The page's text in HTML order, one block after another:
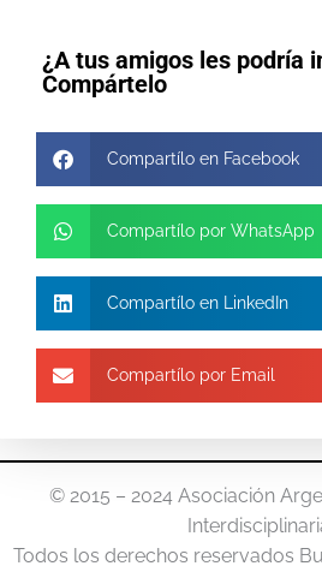
¿A tus amigos les podría
Compártelo
Compartílo en Facebook
Compartílo por WhatsApp
Compartílo en LinkedIn
Compartílo por Email
© 2015 – 2024 Asociación
Todos los derechos reservados